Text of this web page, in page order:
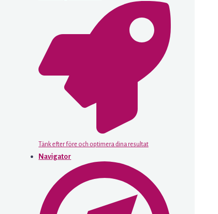
Tänk efter före och optimera dina resultat
Navigator